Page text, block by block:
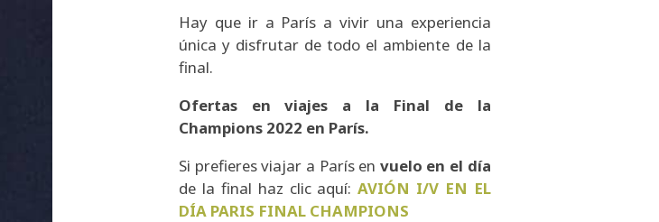
Hay que ir a París a vivir una experiencia
única y disfrutar de todo el ambiente de la
final.
Ofertas en viajes a la Final de la
Champions 2022 en París.
Si prefieres viajar a París en vuelo en el día
de la final haz clic aquí:AVIÓN I/V EN EL
DÍA PARIS FINAL CHAMPIONS